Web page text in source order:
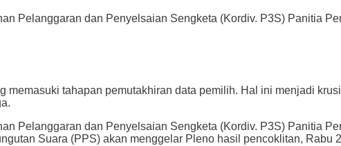
Pelanggaran dan Penyelsaian Sengketa (Kordiv. P3S) Panitia
memasuki tahapan pemutakhiran data pemilih. Hal ini menjadi
Pelanggaran dan Penyelsaian Sengketa (Kordiv. P3S) Panitia
Suara (PPS) akan menggelar Pleno hasil pencoklitan, Rabu